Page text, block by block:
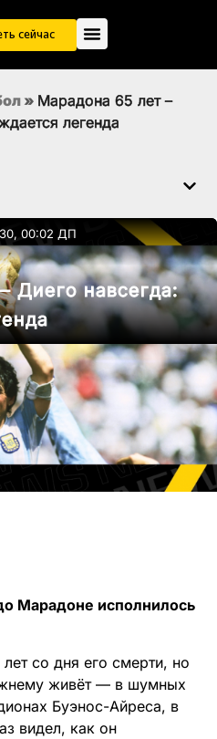
сейчас
» Марадона 65 лет –
легенда
00:02 ДП
Диего навсегда:
Марадоне исполнилось
со дня его смерти, но
живёт — в шумных
Буэнос-Айреса, в
видел, как он